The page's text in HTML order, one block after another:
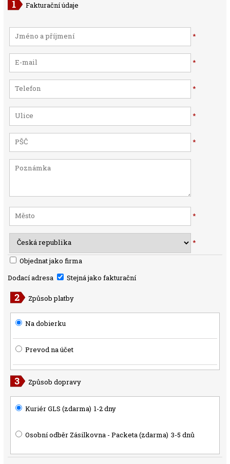
Fakturační údaje
*
*
*
*
*
*
*
Objednat jako firma
Dodací adresa
Stejná jako fakturační
Způsob platby
Na dobierku
Prevod na účet
Způsob dopravy
Kuriér GLS (zdarma) 1-2 dny
Osobní odběr Zásilkovna - Packeta (zdarma) 3-5 dnů